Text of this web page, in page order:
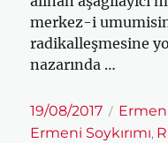
merkez-i
radikalleşmesine
nazarında …
Yayın
tarihi
19/08/2017 Ermeni
Ermeni Soykırımı,